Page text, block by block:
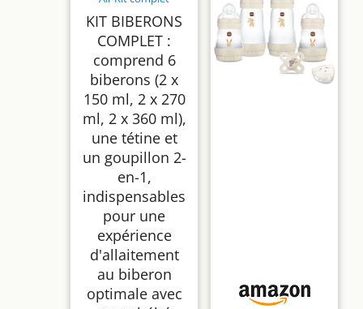
alimentation au
biberon, 0 mois+, 6
biberons, tétine et
goupillon 2-en-1,
tétine de forme
physiologique, design
anti-coliques
KIT BIBERONS
COMPLET :
comprend 6
biberons (2 x
150 ml, 2 x 270
ml, 2 x 360 ml),
une tétine et
un goupillon 2-
en-1,
indispensables
pour une
expérience
d'allaitement
au biberon
optimale avec